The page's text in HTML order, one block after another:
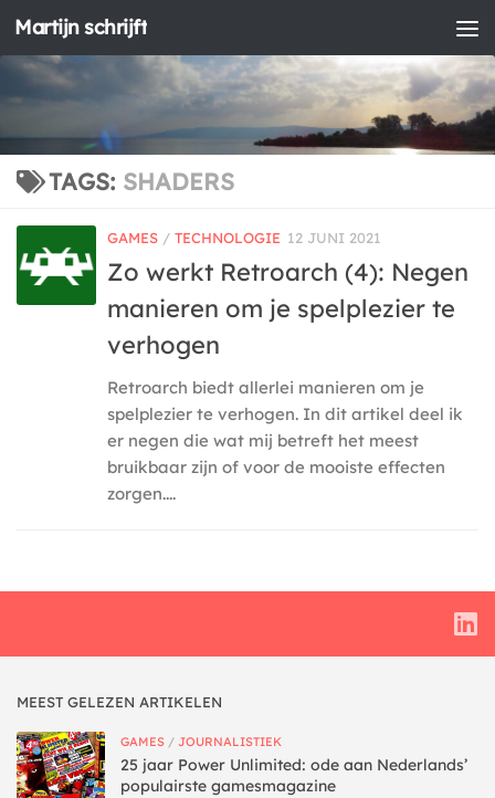
Doorgaan naar inhoud
Martijn schrijft
TAGS: SHADERS
GAMES / TECHNOLOGIE 12 JUNI 2021
Zo werkt Retroarch (4): Negen
manieren om je spelplezier te
verhogen
Retroarch biedt allerlei manieren om je
spelplezier te verhogen. In dit artikel deel ik
er negen die wat mij betreft het meest
bruikbaar zijn of voor de mooiste effecten
zorgen....
MEEST GELEZEN ARTIKELEN
GAMES / JOURNALISTIEK
25 jaar Power Unlimited: ode aan Nederlands’
populairste gamesmagazine